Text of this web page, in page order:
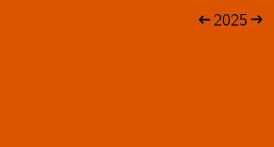
2025